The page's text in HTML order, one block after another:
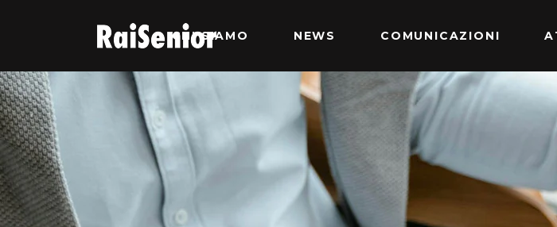
CHI SIAMO NEWS COMUNICAZIONI